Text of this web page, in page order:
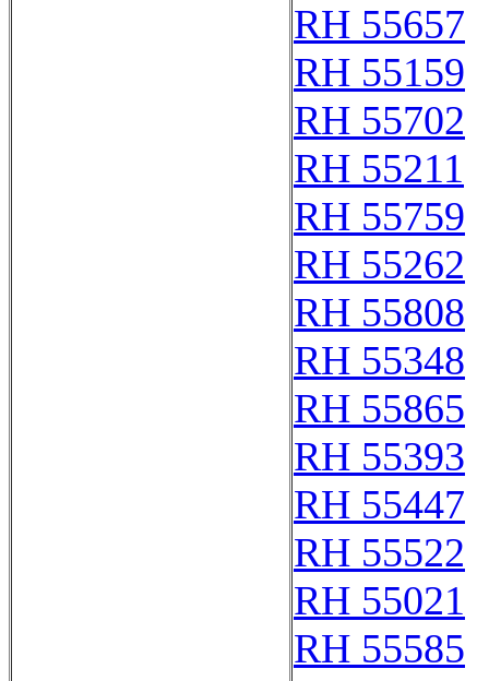
RH 55657
RH 55159
RH 55702
RH 55211
RH 55759
RH 55262
RH 55808
RH 55348
RH 55865
RH 55393
RH 55447
RH 55522
RH 55021
RH 55585